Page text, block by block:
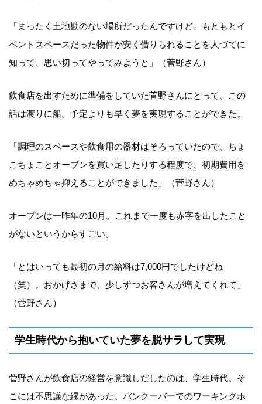
「まったく土地勘のない場所だったんですけど、もともとイ
ベントスペースだった物件が安く借りられることを人づてに
知って、思い切ってやってみようと」（菅野さん）
飲食店を出すために準備をしていた菅野さんにとって、この
話は渡りに船。予定よりも早く夢を実現することができた。
「調理のスペースや飲食用の器材はそろっていたので、ちょ
こちょことオーブンを買い足したりする程度で、初期費用を
めちゃめちゃ抑えることができました」（菅野さん）
オープンは一昨年の10月。これまで一度も赤字を出したこと
がないというからすごい。
「とはいっても最初の月の給料は7,000円でしたけどね
（笑）。おかげさまで、少しずつお客さんが増えてくれて」
（菅野さん）
学生時代から抱いていた夢を脱サラして実現
菅野さんが飲食店の経営を意識しだしたのは、学生時代。そ
こには不思議な縁があった。バンクーバーでのワーキングホ